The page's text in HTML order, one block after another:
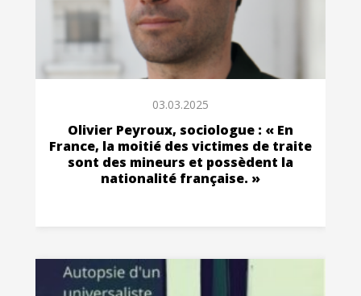
03.03.2025
Olivier Peyroux, sociologue : « En
France, la moitié des victimes de traite
sont des mineurs et possèdent la
nationalité française. »